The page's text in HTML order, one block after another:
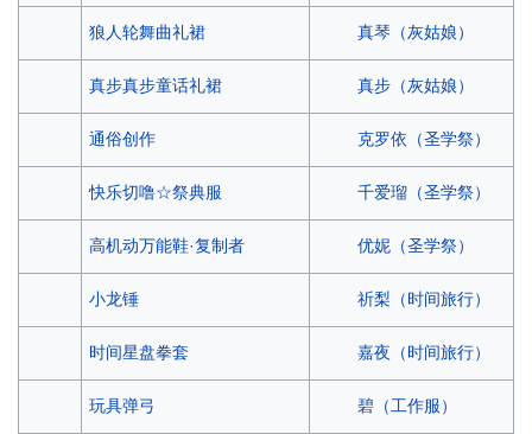
狼人轮舞曲礼裙 真琴（灰姑娘）
真步真步童话礼裙 真步（灰姑娘）
通俗创作 克罗依（圣学祭）
快乐切噜☆祭典服 千爱瑠（圣学祭）
高机动万能鞋·复制者 优妮（圣学祭）
小龙锤 祈梨（时间旅行）
时间星盘拳套 嘉夜（时间旅行）
玩具弹弓 碧（工作服）